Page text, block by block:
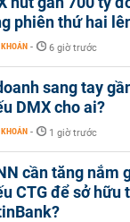
phiên thứ hai
- 6 giờ trước
sang tay
DMX cho ai?
- 1 giờ trước
cần tăng nắm
CTG để sở hữu